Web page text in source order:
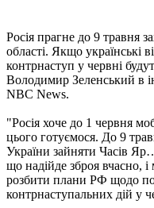
Росія прагне до 9 травня
області. Якщо українські
контрнаступ у червні
Володимир Зеленський в
NBC News.
"Росія хоче до 1 червня
цього готуємося. До 9
України зайняти Часів
що надійде зброя вчасно,
розбити плани РФ щодо
контрнаступальних дій у